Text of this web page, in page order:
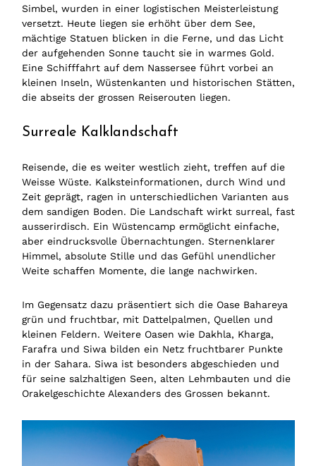
Simbel, wurden in einer logistischen Meisterleistung
versetzt. Heute liegen sie erhöht über dem See,
mächtige Statuen blicken in die Ferne, und das Licht
der aufgehenden Sonne taucht sie in warmes Gold.
Eine Schifffahrt auf dem Nassersee führt vorbei an
kleinen Inseln, Wüstenkanten und historischen Stätten,
die abseits der grossen Reiserouten liegen.
Surreale Kalklandschaft
Reisende, die es weiter westlich zieht, treffen auf die
Weisse Wüste. Kalksteinformationen, durch Wind und
Zeit geprägt, ragen in unterschiedlichen Varianten aus
dem sandigen Boden. Die Landschaft wirkt surreal, fast
ausserirdisch. Ein Wüstencamp ermöglicht einfache,
aber eindrucksvolle Übernachtungen. Sternenklarer
Himmel, absolute Stille und das Gefühl unendlicher
Weite schaffen Momente, die lange nachwirken.
Im Gegensatz dazu präsentiert sich die Oase Bahareya
grün und fruchtbar, mit Dattelpalmen, Quellen und
kleinen Feldern. Weitere Oasen wie Dakhla, Kharga,
Farafra und Siwa bilden ein Netz fruchtbarer Punkte
in der Sahara. Siwa ist besonders abgeschieden und
für seine salzhaltigen Seen, alten Lehmbauten und die
Orakelgeschichte Alexanders des Grossen bekannt.